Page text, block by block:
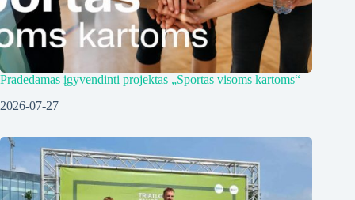
Pradedamas įgyvendinti projektas „Sportas visoms kartoms“
2026-07-27